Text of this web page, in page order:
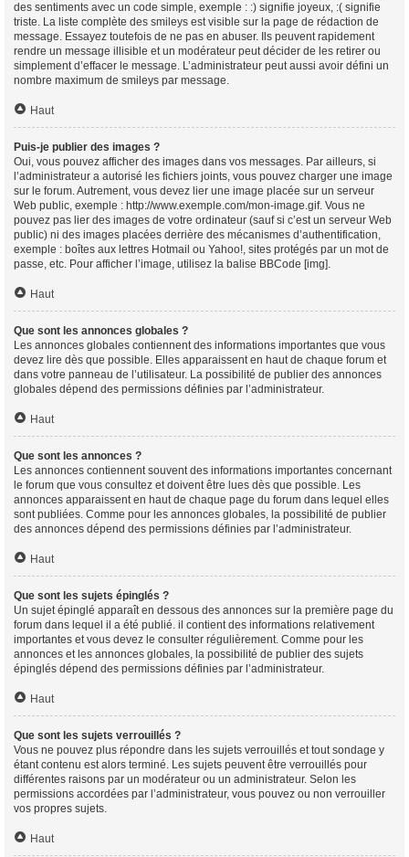
des sentiments avec un code simple, exemple : :) signifie joyeux, :( signifie
triste. La liste complète des smileys est visible sur la page de rédaction de
message. Essayez toutefois de ne pas en abuser. Ils peuvent rapidement
rendre un message illisible et un modérateur peut décider de les retirer ou
simplement d’effacer le message. L’administrateur peut aussi avoir défini un
nombre maximum de smileys par message.
Haut
Puis-je publier des images ?
Oui, vous pouvez afficher des images dans vos messages. Par ailleurs, si
l’administrateur a autorisé les fichiers joints, vous pouvez charger une image
sur le forum. Autrement, vous devez lier une image placée sur un serveur
Web public, exemple : http://www.exemple.com/mon-image.gif. Vous ne
pouvez pas lier des images de votre ordinateur (sauf si c’est un serveur Web
public) ni des images placées derrière des mécanismes d’authentification,
exemple : boîtes aux lettres Hotmail ou Yahoo!, sites protégés par un mot de
passe, etc. Pour afficher l’image, utilisez la balise BBCode [img].
Haut
Que sont les annonces globales ?
Les annonces globales contiennent des informations importantes que vous
devez lire dès que possible. Elles apparaissent en haut de chaque forum et
dans votre panneau de l’utilisateur. La possibilité de publier des annonces
globales dépend des permissions définies par l’administrateur.
Haut
Que sont les annonces ?
Les annonces contiennent souvent des informations importantes concernant
le forum que vous consultez et doivent être lues dès que possible. Les
annonces apparaissent en haut de chaque page du forum dans lequel elles
sont publiées. Comme pour les annonces globales, la possibilité de publier
des annonces dépend des permissions définies par l’administrateur.
Haut
Que sont les sujets épinglés ?
Un sujet épinglé apparaît en dessous des annonces sur la première page du
forum dans lequel il a été publié. il contient des informations relativement
importantes et vous devez le consulter régulièrement. Comme pour les
annonces et les annonces globales, la possibilité de publier des sujets
épinglés dépend des permissions définies par l’administrateur.
Haut
Que sont les sujets verrouillés ?
Vous ne pouvez plus répondre dans les sujets verrouillés et tout sondage y
étant contenu est alors terminé. Les sujets peuvent être verrouillés pour
différentes raisons par un modérateur ou un administrateur. Selon les
permissions accordées par l’administrateur, vous pouvez ou non verrouiller
vos propres sujets.
Haut